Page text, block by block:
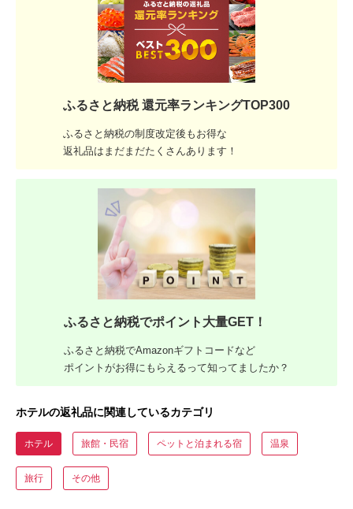
ふるさと納税 還元率ランキングTOP300
ふるさと納税の制度改定後もお得な
返礼品はまだまだたくさんあります！
ふるさと納税でポイント大量GET！
ふるさと納税でAmazonギフトコードなど
ポイントがお得にもらえるって知ってましたか？
ホテルの返礼品に関連しているカテゴリ
ホテル 旅館・民宿 ペットと泊まれる宿 温泉
旅行 その他